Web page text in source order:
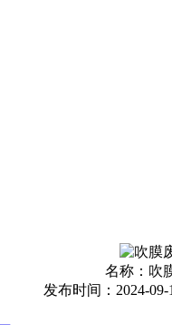
名称： 吹
发布时间：2024-09-